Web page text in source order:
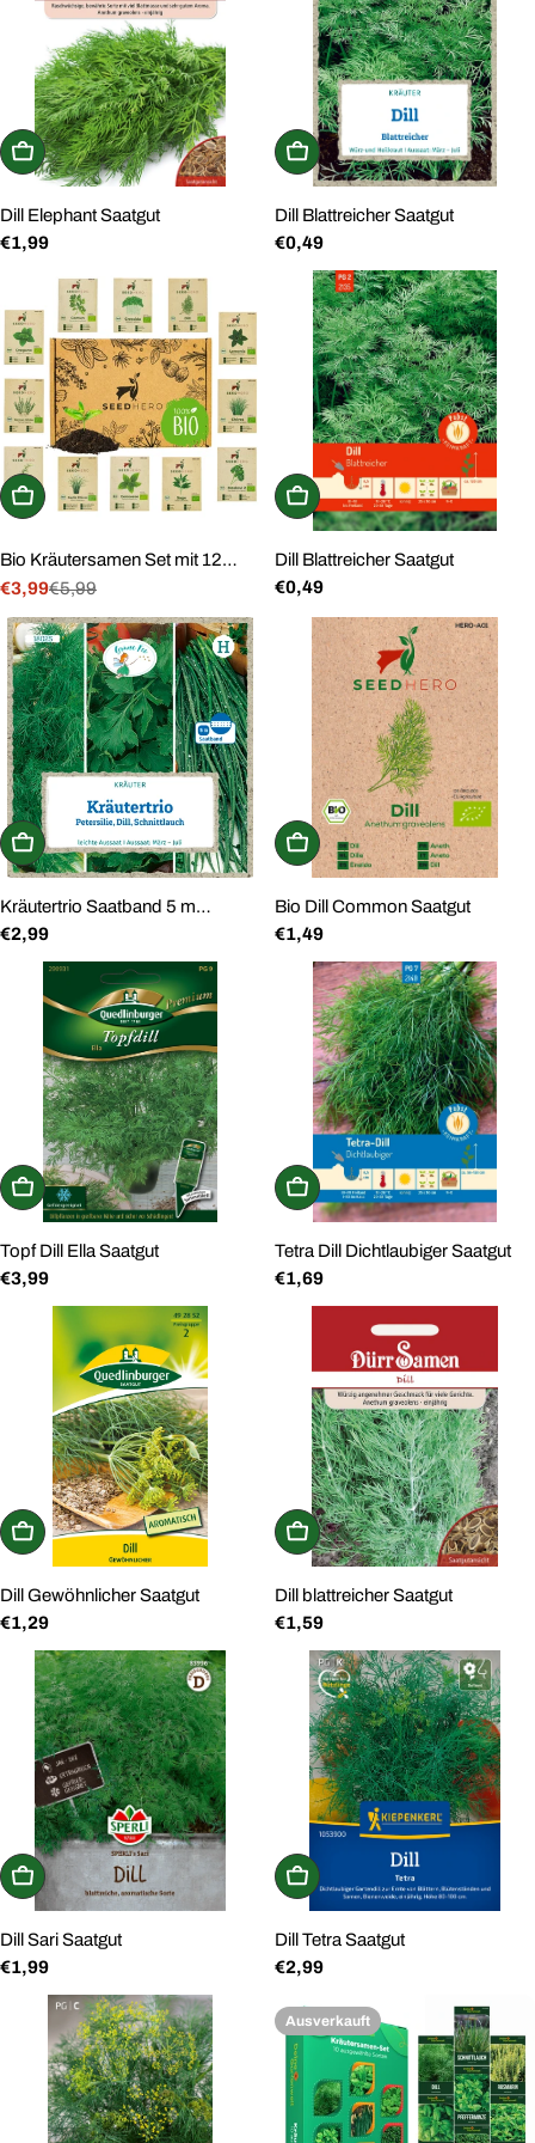
In den Warenkorb
Dill Elephant Saatgut
Regulärer
€1,99
In den Warenkorb
Dill Blattreicher Saatgut
Regulärer
Preis
€0,49
In den Warenkorb
Bio Kräutersamen Set mit 12
Sorten
Verkaufspreis
€3,99
Regulärer
Preis
€5,99
In den Warenkorb
Dill Blattreicher Saatgut
Regulärer
Preis
€0,49
In den Warenkorb
Kräutertrio Saatband 5 m
Petersilie Dill Schnittlauch
Regulärer
Preis
€2,99
In den Warenkorb
Bio Dill Common Saatgut
Regulärer
Preis
€1,49
In den Warenkorb
Topf Dill Ella Saatgut
Regulärer
€3,99
In den Warenkorb
Tetra Dill Dichtlaubiger Saatgut
Regulärer
Preis
€1,69
In den Warenkorb
Dill Gewöhnlicher Saatgut
Regulärer
Preis
€1,29
In den Warenkorb
Dill blattreicher Saatgut
Regulärer
Preis
€1,59
In den Warenkorb
Dill Sari Saatgut
Regulärer
€1,99
In den Warenkorb
Dill Tetra Saatgut
Regulärer
€2,99
Ausverkauft